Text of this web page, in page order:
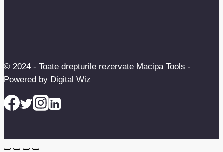
© 2024 - Toate drepturile rezervate Macipa Tools -
Powered by Digital Wiz